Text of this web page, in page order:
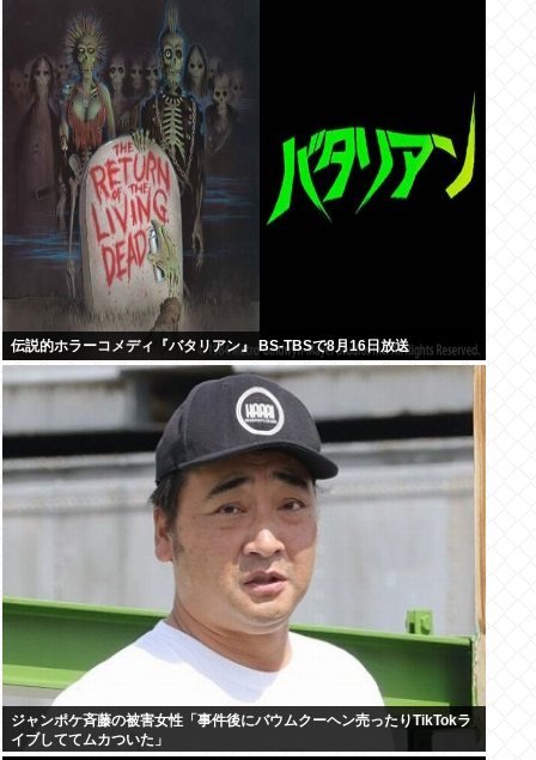
伝説的ホラーコメディ『バタリアン』 BS-TBSで8月16日放送
ジャンポケ斉藤の被害女性「事件後にバウムクーヘン売ったりTikTokラ
イブしててムカついた」